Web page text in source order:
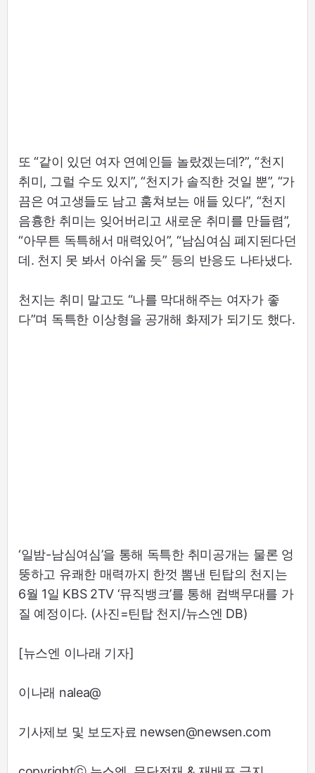
또 “같이 있던 여자 연예인들 놀랐겠는데?”, “천지
취미, 그럴 수도 있지”, “천지가 솔직한 것일 뿐”, “가
끔은 여고생들도 남고 훔쳐보는 애들 있다”, “천지
음흉한 취미는 잊어버리고 새로운 취미를 만들렴”,
“아무튼 독특해서 매력있어”, “남심여심 폐지된다던
데. 천지 못 봐서 아쉬울 듯” 등의 반응도 나타냈다.
천지는 취미 말고도 “나를 막대해주는 여자가 좋
다”며 독특한 이상형을 공개해 화제가 되기도 했다.
‘일밤-남심여심’을 통해 독특한 취미공개는 물론 엉
뚱하고 유쾌한 매력까지 한껏 뽐낸 틴탑의 천지는
6월 1일 KBS 2TV ‘뮤직뱅크’를 통해 컴백무대를 가
질 예정이다. (사진=틴탑 천지/뉴스엔 DB)
[뉴스엔 이나래 기자]
이나래 nalea@
기사제보 및 보도자료 newsen@newsen.com